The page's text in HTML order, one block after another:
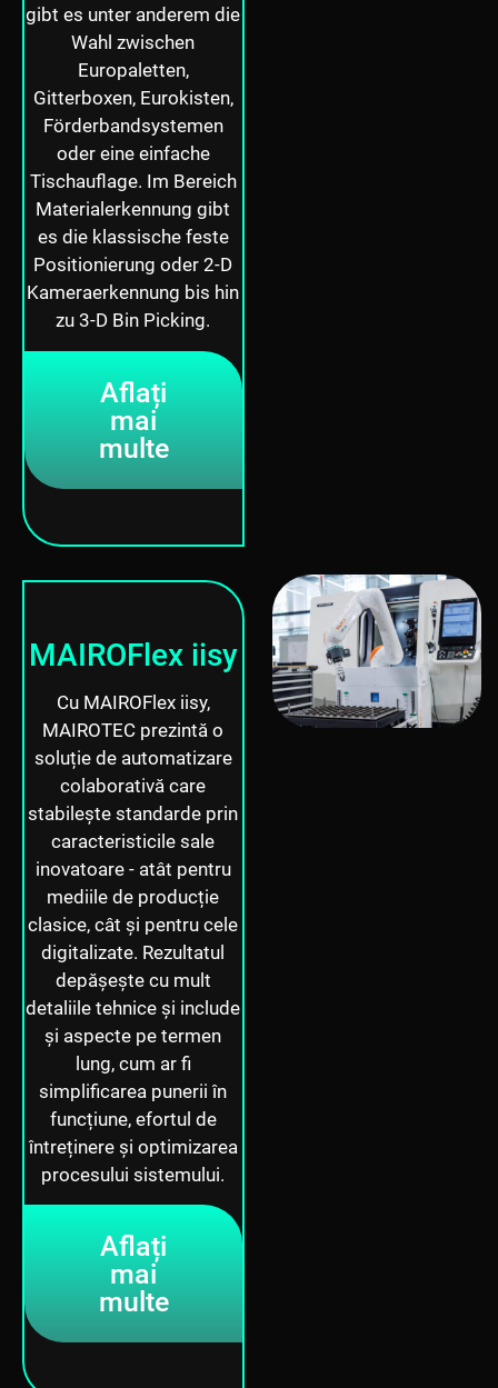
gibt es unter anderem die
Wahl zwischen
Europaletten,
Gitterboxen, Eurokisten,
Förderbandsystemen
oder eine einfache
Tischauflage. Im Bereich
Materialerkennung gibt
es die klassische feste
Positionierung oder 2-D
Kameraerkennung bis hin
zu 3-D Bin Picking.
Aflați
mai
multe
MAIROFlex iisy
Cu MAIROFlex iisy,
MAIROTEC prezintă o
soluție de automatizare
colaborativă care
stabilește standarde prin
caracteristicile sale
inovatoare - atât pentru
mediile de producție
clasice, cât și pentru cele
digitalizate. Rezultatul
depășește cu mult
detaliile tehnice și include
și aspecte pe termen
lung, cum ar fi
simplificarea punerii în
funcțiune, efortul de
întreținere și optimizarea
procesului sistemului.
Aflați
mai
multe